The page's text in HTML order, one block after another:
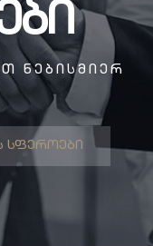
ᲜᲔᲑᲘᲡᲛᲘᲔᲠ
სფეროები